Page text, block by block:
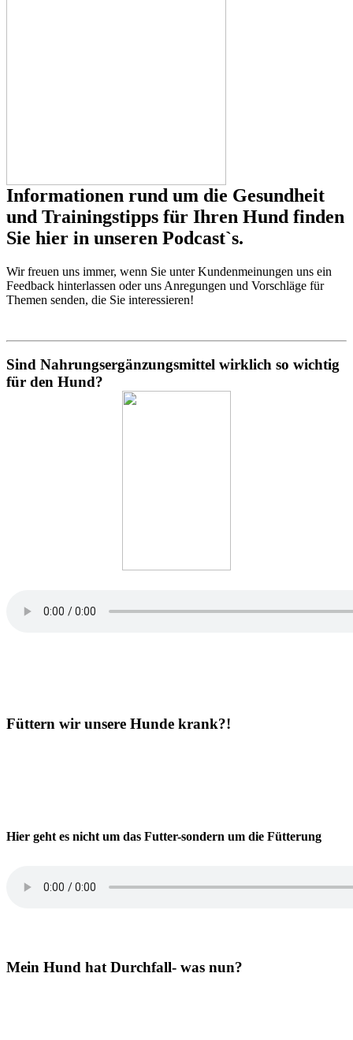
Informationen rund um die Gesundheit
und Trainingstipps für Ihren Hund finden
Sie hier in unseren Podcast`s.
Wir freuen uns immer, wenn Sie unter Kundenmeinungen uns ein
Feedback hinterlassen oder uns Anregungen und Vorschläge für
Themen senden, die Sie interessieren!
Sind Nahrungsergänzungsmittel wirklich so wichtig
für den Hund?
Füttern wir unsere Hunde krank?!
Hier geht es nicht um das Futter-sondern um die Fütterung
Mein Hund hat Durchfall- was nun?